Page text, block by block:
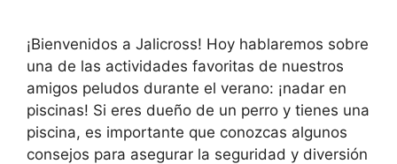
¡Bienvenidos a Jalicross! Hoy hablaremos sobre
una de las actividades favoritas de nuestros
amigos peludos durante el verano: ¡nadar en
piscinas! Si eres dueño de un perro y tienes una
piscina, es importante que conozcas algunos
consejos para asegurar la seguridad y diversión